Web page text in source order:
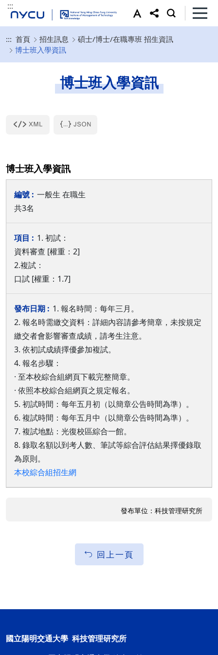
:::
::: 首頁 招生訊息
碩士/博士/在職專班 招生資訊
博士班入學資訊
博士班入學資訊
博士班入學資訊
一般生 在職生
共3名
1. 初試：
資料審查 [權重：2]
2.複試：
口試 [權重：1.7]
1. 報名時間：每年三月。
2. 報名時需繳交資料：詳細內容請參考簡章，未按規定
繳交者會影響審查成績，請考生注意。
3. 依初試成績擇優參加複試。
4. 報名步驟：
· 至本校綜合組網頁下載完整簡章。
· 依照本校綜合組網頁之規定報名。
5. 初試時間：每年五月初（以簡章公告時間為準）。
6. 複試時間：每年五月中（以簡章公告時間為準）。
7. 複試地點：光復校區綜合一館。
8. 錄取名額以到考人數、筆試等綜合評估結果擇優錄取
為原則。
本校綜合組招生網
發布單位：科技管理研究所
回上一頁
國立陽明交通大學 科技管理研究所